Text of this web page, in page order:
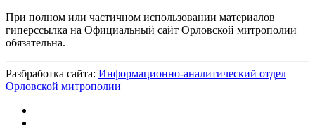
При полном или частичном использовании материалов
гиперссылка на Официальный сайт Орловской митрополии
обязательна.
Разбработка сайта: Информационно-аналитический отдел
Орловской митрополии